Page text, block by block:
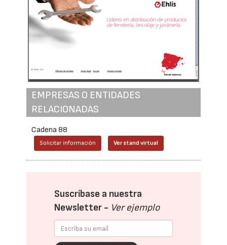
EMPRESAS O ENTIDADES
RELACIONADAS
Cadena 88
Solicitar información Ver stand virtual
Suscríbase a nuestra
Newsletter - Ver ejemplo